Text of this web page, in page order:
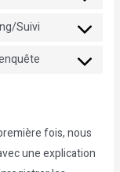
wordpress
Consent
stripe
Suivi
Consent
Consent
divers
fois, nous
une explication